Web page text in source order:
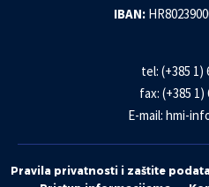
IBAN:
tel: (+385 1)
fax: (+385 1)
E-mail: hmi-
Pravila privatnosti i zaštite